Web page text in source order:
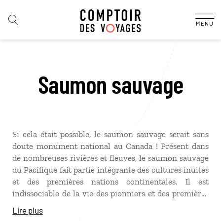
MENU
Saumon sauvage
Si cela était possible, le saumon sauvage serait sans
doute monument national au Canada ! Présent dans
de nombreuses rivières et fleuves, le saumon sauvage
du Pacifique fait partie intégrante des cultures inuites
et des premières nations continentales. Il est
indissociable de la vie des pionniers et des premières
industries de la pêche. Lors de sa vie mouvementée, le
saumon parcourt des milliers de kilomètres, oscillant
Lire plus